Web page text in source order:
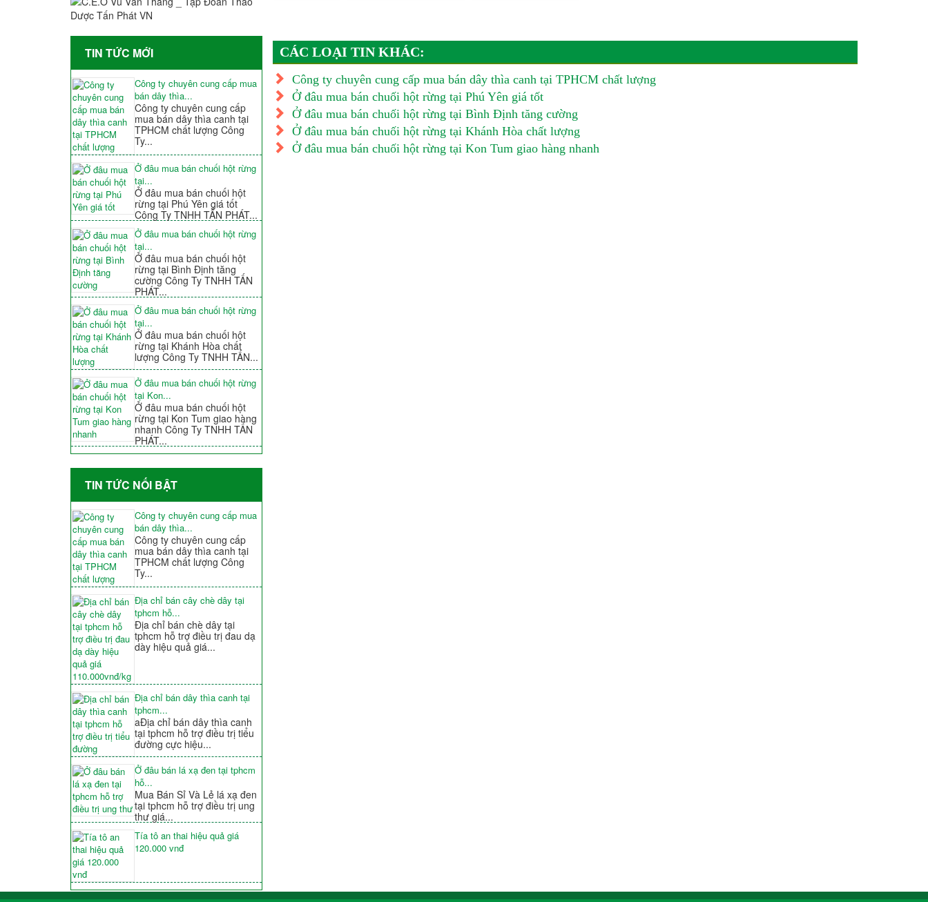
TIN TỨC MỚI
Công ty chuyên cung cấp mua
bán dây thìa...
Công ty chuyên cung cấp
mua bán dây thìa canh tại
TPHCM chất lượng Công
Ty...
Ở đâu mua bán chuối hột rừng
tại...
Ở đâu mua bán chuối hột
rừng tại Phú Yên giá tốt
Công Ty TNHH TẤN PHÁT...
Ở đâu mua bán chuối hột rừng
tại...
Ở đâu mua bán chuối hột
rừng tại Bình Định tăng
cường Công Ty TNHH TẤN
PHÁT...
Ở đâu mua bán chuối hột rừng
tại...
Ở đâu mua bán chuối hột
rừng tại Khánh Hòa chất
lượng Công Ty TNHH TẤN...
Ở đâu mua bán chuối hột rừng
tại Kon...
Ở đâu mua bán chuối hột
rừng tại Kon Tum giao hàng
nhanh Công Ty TNHH TẤN
PHÁT...
TIN TỨC NỐI BẬT
Công ty chuyên cung cấp mua
bán dây thìa...
Công ty chuyên cung cấp
mua bán dây thìa canh tại
TPHCM chất lượng Công
Ty...
Địa chỉ bán cây chè dây tại
tphcm hỗ...
Địa chỉ bán chè dây tại
tphcm hỗ trợ điều trị đau dạ
dày hiệu quả giá...
Địa chỉ bán dây thìa canh tại
tphcm...
aĐịa chỉ bán dây thìa canh
tại tphcm hỗ trợ điều trị tiểu
đường cực hiệu...
Ở đâu bán lá xạ đen tại tphcm
hỗ...
Mua Bán Sỉ Và Lẻ lá xạ đen
tại tphcm hỗ trợ điều trị ung
thư giá...
Tía tô an thai hiệu quả giá
120.000 vnđ
CÁC LOẠI TIN KHÁC:
Công ty chuyên cung cấp mua bán dây thìa canh tại TPHCM chất lượng
Ở đâu mua bán chuối hột rừng tại Phú Yên giá tốt
Ở đâu mua bán chuối hột rừng tại Bình Định tăng cường
Ở đâu mua bán chuối hột rừng tại Khánh Hòa chất lượng
Ở đâu mua bán chuối hột rừng tại Kon Tum giao hàng nhanh